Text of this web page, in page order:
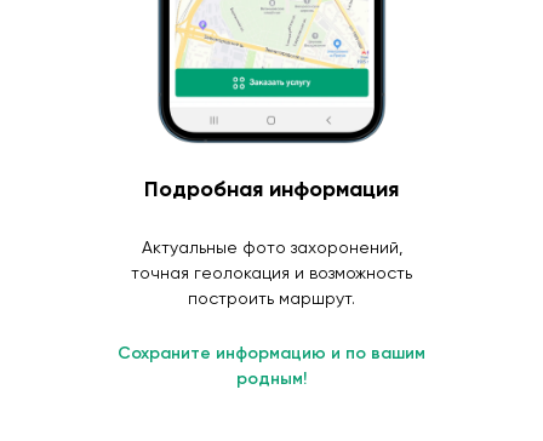
Подробная информация
Актуальные фото захоронений,
точная геолокация и возможность
построить маршрут.
Сохраните информацию и по вашим
родным!